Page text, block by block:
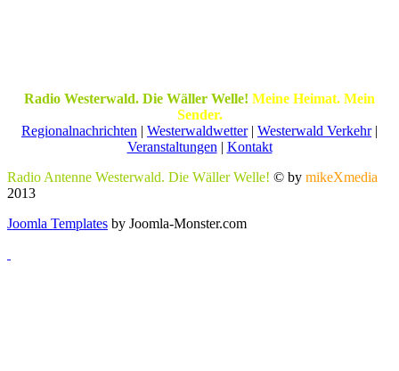
Radio Westerwald. Die Wäller Welle! Meine Heimat. Mein
Sender.
Regionalnachrichten | Westerwaldwetter| Westerwald Verkehr|
Veranstaltungen | Kontakt
Radio Antenne Westerwald. Die Wäller Welle! © by mikeXmedia
2013
Joomla Templates by Joomla-Monster.com